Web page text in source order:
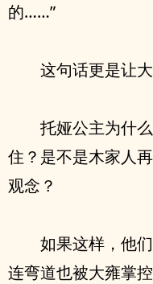
的……”
这句话更是让
托娅公主为什
住？是不是木家人
观念？
如果这样，他
连弯道也被大雍掌控